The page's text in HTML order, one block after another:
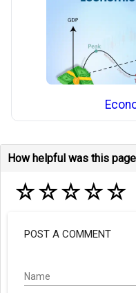
How helpful was this
☆☆☆☆☆
POST A COMMENT
Name